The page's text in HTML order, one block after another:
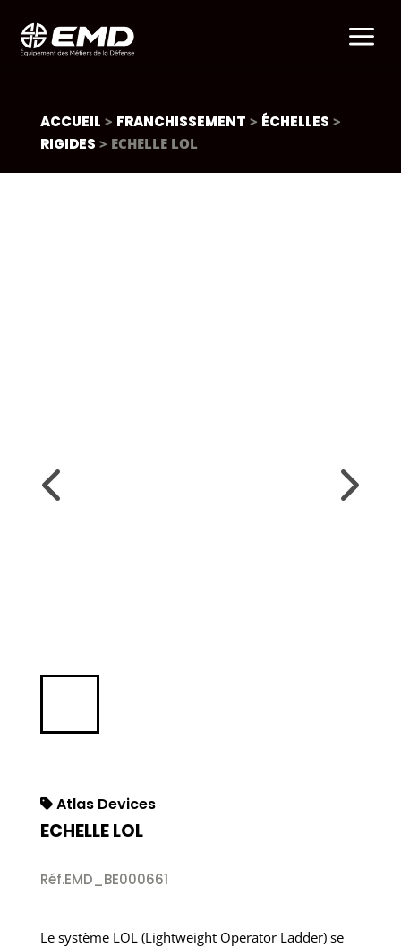
a
ACCUEIL > FRANCHISSEMENT > ÉCHELLES >
RIGIDES > ECHELLE LOL
Atlas Devices
ECHELLE LOL
Réf.EMD_BE000661
Le système LOL (Lightweight Operator Ladder) se